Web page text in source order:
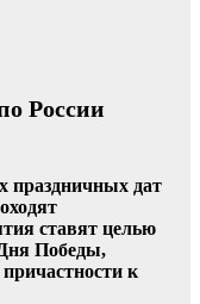
России
праздничных дат
ставят целью
Победы,
к